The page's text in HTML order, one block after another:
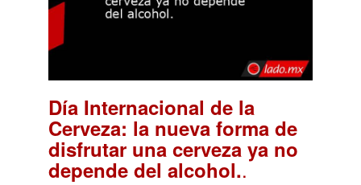
Día Internacional de la
Cerveza: la nueva forma de
disfrutar una cerveza ya no
depende del alcohol..